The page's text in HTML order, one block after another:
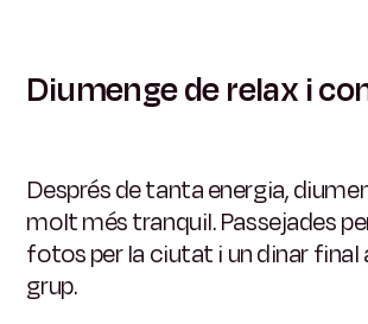
Diumenge de relax i
Després de tanta energia,
molt més tranquil. Passejades
fotos per la ciutat i un dinar
grup.